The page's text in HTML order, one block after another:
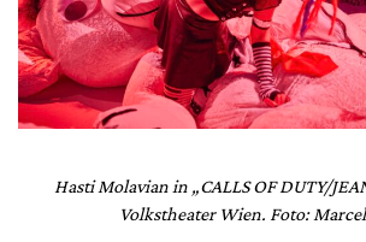
Hasti Molavian in „CALLS OF DUTY/
Volkstheater Wien. Foto: